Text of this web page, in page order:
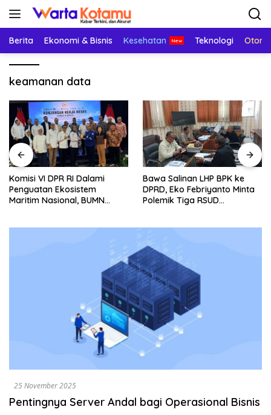
Langsung
Berita Ekonomi & Bisnis Kesehatan Teknologi
keamanan data
Komisi VI DPR RI Dalami
Penguatan Ekosistem
Maritim Nasional, BUMN
Bawa Salinan LHP BPK ke
DPRD, Eko Febriyanto Minta
Polemik Tiga RSUD
25 November 2025
Pentingnya Server Andal bagi Operasional Bisnis